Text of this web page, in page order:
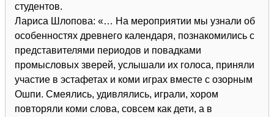
студентов.
Лариса Шлопова: «… На мероприятии мы узнали об
особенностях древнего календаря, познакомились с
представителями периодов и повадками
промысловых зверей, услышали их голоса, приняли
участие в эстафетах и коми играх вместе с озорным
Ошпи. Смеялись, удивлялись, играли, хором
повторяли коми слова, совсем как дети, а в